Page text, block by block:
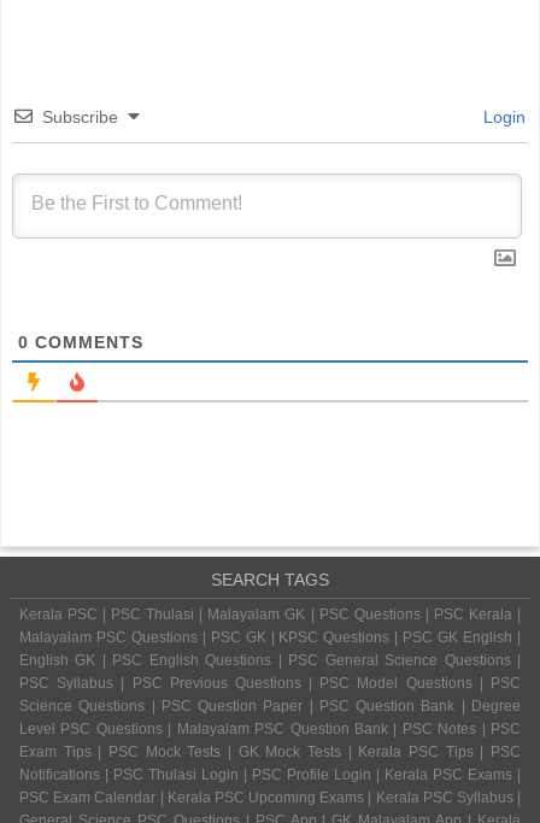
Subscribe Login
0 COMMENTS
SEARCH TAGS
Kerala PSC | PSC Thulasi | Malayalam GK | PSC Questions | PSC Kerala |
Malayalam PSC Questions | PSC GK | KPSC Questions | PSC GK English |
English GK | PSC English Questions | PSC General Science Questions |
PSC Syllabus | PSC Previous Questions | PSC Model Questions | PSC
Science Questions | PSC Question Paper | PSC Question Bank | Degree
Level PSC Questions | Malayalam PSC Question Bank | PSC Notes | PSC
Exam Tips | PSC Mock Tests | GK Mock Tests | Kerala PSC Tips | PSC
Notifications | PSC Thulasi Login | PSC Profile Login | Kerala PSC Exams |
PSC Exam Calendar | Kerala PSC Upcoming Exams | Kerala PSC Syllabus |